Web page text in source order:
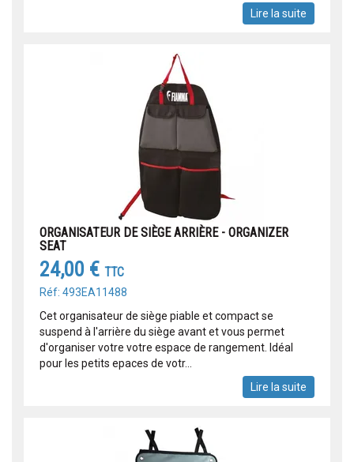
Lire la suite
ORGANISATEUR DE SIÈGE ARRIÈRE - ORGANIZER
SEAT
24,00 € TTC
Réf: 493EA11488
Cet organisateur de siège piable et compact se
suspend à l'arrière du siège avant et vous permet
d'organiser votre votre espace de rangement. Idéal
pour les petits epaces de votr...
Lire la suite